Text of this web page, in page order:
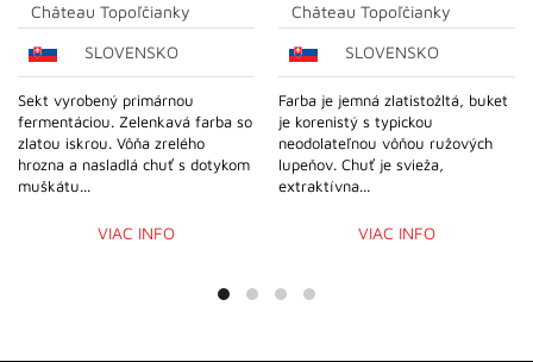
Château Topoľčianky
SLOVENSKO
Sekt vyrobený primárnou
fermentáciou. Zelenkavá farba so
zlatou iskrou. Vôňa zrelého
hrozna a nasladlá chuť s dotykom
muškátu...
VIAC INFO
bola:
4,33 €.
je:
3,89 €.
Château Topoľčianky
SLOVENSKO
Farba je jemná zlatistožltá, buket
je korenistý s typickou
neodolateľnou vôňou ružových
lupeňov. Chuť je svieža,
extraktívna...
VIAC INFO